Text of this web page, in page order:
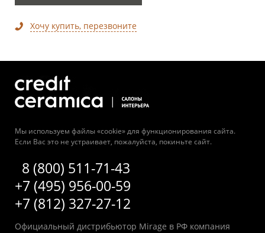
Хочу купить, перезвоните
Мы используем файлы «cookie» для функционирования сайта.
Если Вас это не устраивает, пожалуйста, покиньте сайт.
8 (800) 511-71-43
+7 (495) 956-00-59
+7 (812) 327-27-12
Официальный дистрибьютор Mirage в РФ компания